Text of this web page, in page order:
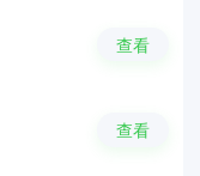
查看
查看